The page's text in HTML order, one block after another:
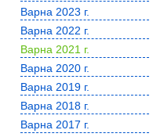
Варна 2023 г.
Варна 2022 г.
Варна 2021 г.
Варна 2020 г.
Варна 2019 г.
Варна 2018 г.
Варна 2017 г.